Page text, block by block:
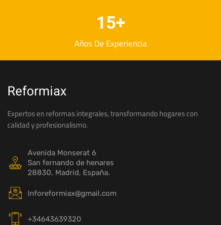
Años De Experiencia
15+
Reformiax
Expertos en reformas integrales, transformando hogares con
calidad y profesionalismo.
Avenida Monserat 6
San fernando de henares
28830, Madrid, España.
Inforeformiax@gmail.com
+34643639320